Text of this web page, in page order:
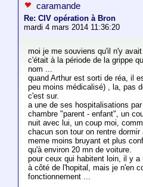
caramande
Re: CIV opération à Bron
mardi 4 mars 2014 11:36:20
moi je me souviens qu'il n'y
c'était à la période de la grippe
nom ...
quand Arthur est sorti de réa, il
peu moins médicalisé) , la, pas
c'est sur.
a une de ses hospitalisations
chambre "parent - enfant", un
nuit avec lui, un coup moi,
chacun son tour on rentre
meme moins bruyant et plus
qu'à environ 20 mn de voiture.
pour ceux qui habitent loin, il y
à côté de l'hopital, mais je n'en
fonctionnement ...